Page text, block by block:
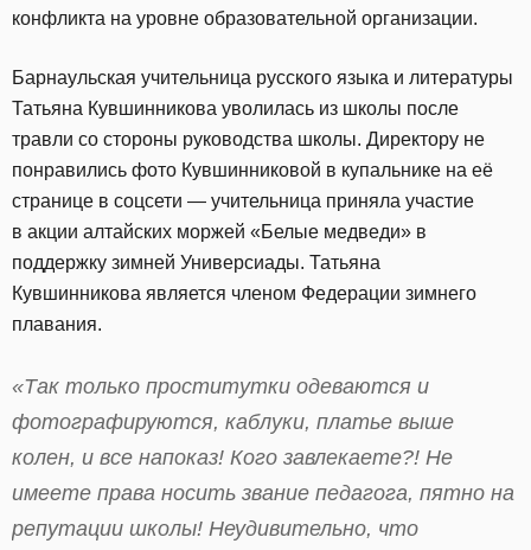
конфликта на уровне образовательной организации.
Барнаульская учительница русского языка и литературы
Татьяна Кувшинникова уволилась из школы после
травли со стороны руководства школы. Директору не
понравились фото Кувшинниковой в купальнике на её
странице в соцсети — учительница приняла участие
в акции алтайских моржей «Белые медведи» в
поддержку зимней Универсиады. Татьяна
Кувшинникова является членом Федерации зимнего
плавания.
«Так только проститутки одеваются и
фотографируются, каблуки, платье выше
колен, и все напоказ! Кого завлекаете?! Не
имеете права носить звание педагога, пятно на
репутации школы! Неудивительно, что